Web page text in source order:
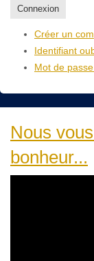
Connexion
Créer un
Identifiant
Mot de
Nous
bonheur...